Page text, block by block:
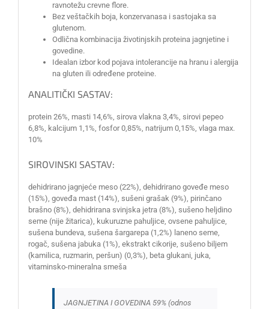
ravnotežu crevne flore.
Bez veštačkih boja, konzervanasa i sastojaka sa
glutenom.
Odlična kombinacija životinjskih proteina jagnjetine i
govedine.
Idealan izbor kod pojava intolerancije na hranu i alergija
na gluten ili određene proteine.
ANALITIČKI SASTAV:
protein 26%, masti 14,6%, sirova vlakna 3,4%, sirovi pepeo
6,8%, kalcijum 1,1%, fosfor 0,85%, natrijum 0,15%, vlaga max.
10%
SIROVINSKI SASTAV:
dehidrirano jagnjeće meso (22%), dehidrirano goveđe meso
(15%), goveđa mast (14%), sušeni grašak (9%), pirinčano
brašno (8%), dehidrirana svinjska jetra (8%), sušeno heljdino
seme (nije žitarica), kukuruzne pahuljice, ovsene pahuljice,
sušena bundeva, sušena šargarepa (1,2%) laneno seme,
rogač, sušena jabuka (1%), ekstrakt cikorije, sušeno biljem
(kamilica, ruzmarin, peršun) (0,3%), beta glukani, juka,
vitaminsko-mineralna smeša
JAGNJETINA I GOVEDINA 59% (odnos